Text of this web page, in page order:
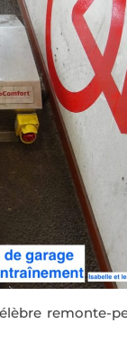
remonte-